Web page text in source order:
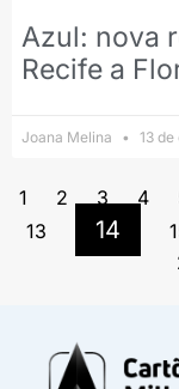
Azul: nova
Recife a
Joana Melina 13
1 2 3 4
13
14